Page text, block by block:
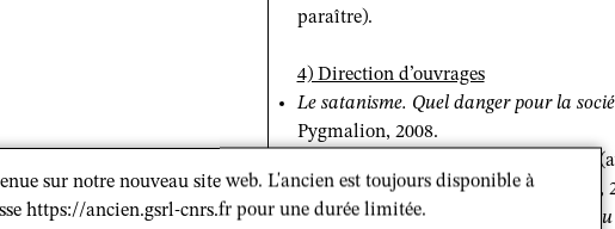
paraître).
4) Direction d’ouvrages
Le satanisme. Quel danger pour la
Pygmalion, 2008.
Thieulloy), Paris, Desclée de Brouwer,
La coresponsabilité en Église : utopie ou
sur notre nouveau site web. L'ancien est toujours disponible à
https://ancien.gsrl-cnrs.fr pour une durée limitée.